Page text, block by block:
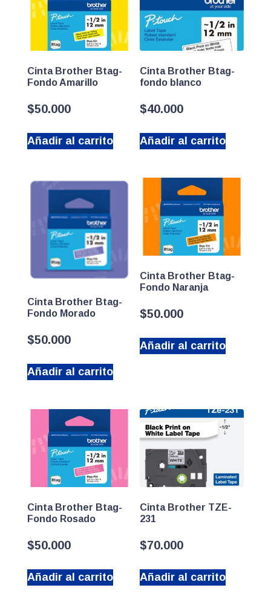
Cinta Brother Btag-
Fondo Amarillo
$50.000
Añadir al carrito
Cinta Brother Btag-
fondo blanco
$40.000
Añadir al carrito
Cinta Brother Btag-
Fondo Morado
$50.000
Añadir al carrito
Cinta Brother Btag-
Fondo Naranja
$50.000
Añadir al carrito
Cinta Brother Btag-
Fondo Rosado
$50.000
Añadir al carrito
Cinta Brother TZE-
231
$70.000
Añadir al carrito